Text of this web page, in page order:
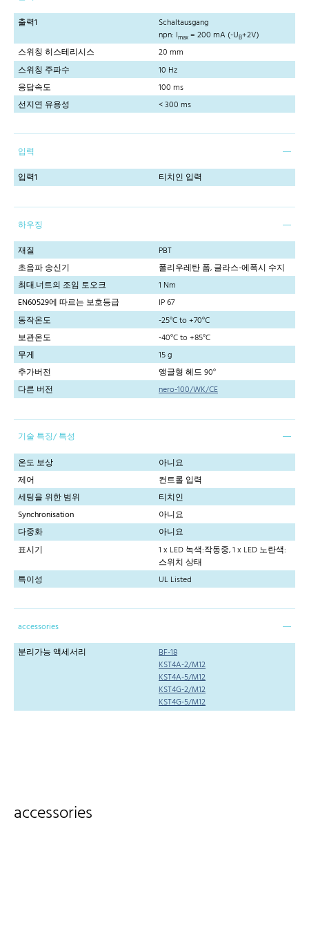
출력1
Schaltausgang
npn: Imax = 200 mA (-UB+2V)
스위칭 히스테리시스
20 mm
스위칭 주파수
10 Hz
응답속도
100 ms
선지연 유용성
< 300 ms
입력
입력1
티치인 입력
하우징
재질
PBT
초음파 송신기
폴리우레탄 폼, 글라스-에폭시 수지
최대.너트의 조임 토오크
1 Nm
EN60529에 따르는 보호등급
IP 67
동작온도
-25°C to +70°C
보관온도
-40°C to +85°C
무게
15 g
추가버전
앵글형 헤드 90°
다른 버전
nero-100/WK/CE
기술 특징/ 특성
온도 보상
아니요
제어
컨트롤 입력
세팅을 위한 범위
티치인
Synchronisation
아니요
다중화
아니요
표시기
1 x LED 녹색:작동중, 1 x LED 노란색:
스위치 상태
특이성
UL Listed
accessories
분리가능 액세서리
BF-18
KST4A-2/M12
KST4A-5/M12
KST4G-2/M12
KST4G-5/M12
accessories